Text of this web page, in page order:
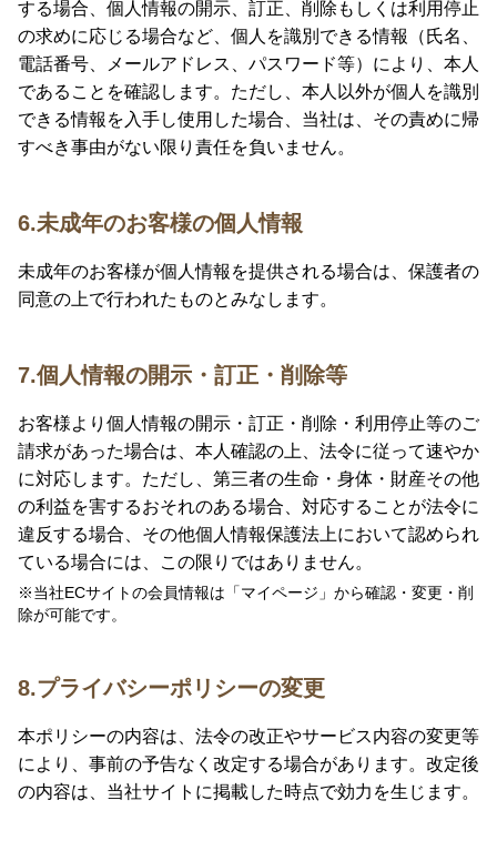
する場合、個人情報の開示、訂正、削除もしくは利用停止
の求めに応じる場合など、個人を識別できる情報（氏名、
電話番号、メールアドレス、パスワード等）により、本人
であることを確認します。ただし、本人以外が個人を識別
できる情報を入手し使用した場合、当社は、その責めに帰
すべき事由がない限り責任を負いません。
6.未成年のお客様の個人情報
未成年のお客様が個人情報を提供される場合は、保護者の
同意の上で行われたものとみなします。
7.個人情報の開示・訂正・削除等
お客様より個人情報の開示・訂正・削除・利用停止等のご
請求があった場合は、本人確認の上、法令に従って速やか
に対応します。ただし、第三者の生命・身体・財産その他
の利益を害するおそれのある場合、対応することが法令に
違反する場合、その他個人情報保護法上において認められ
ている場合には、この限りではありません。
※当社ECサイトの会員情報は「マイページ」から確認・変更・削
除が可能です。
8.プライバシーポリシーの変更
本ポリシーの内容は、法令の改正やサービス内容の変更等
により、事前の予告なく改定する場合があります。改定後
の内容は、当社サイトに掲載した時点で効力を生じます。